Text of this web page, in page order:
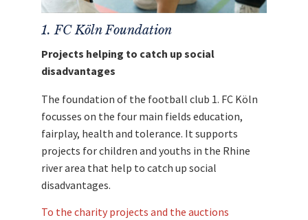
1. FC Köln Foundation
Projects helping to catch up social
disadvantages
The foundation of the football club 1. FC Köln
focusses on the four main fields education,
fairplay, health and tolerance. It supports
projects for children and youths in the Rhine
river area that help to catch up social
disadvantages.
To the charity projects and the auctions